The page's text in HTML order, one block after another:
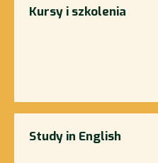
Kursy i szkolenia
Study in English